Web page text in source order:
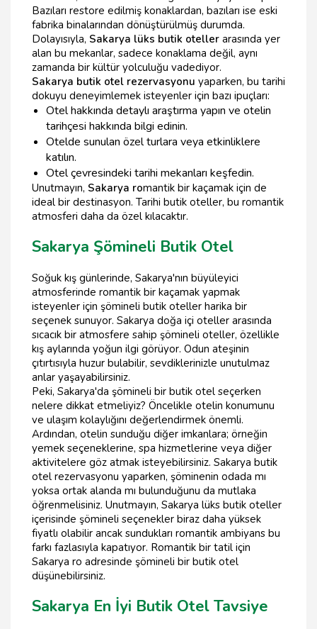
Bazıları restore edilmiş konaklardan, bazıları ise eski
fabrika binalarından dönüştürülmüş durumda.
Dolayısıyla, Sakarya lüks butik oteller arasında yer
alan bu mekanlar, sadece konaklama değil, aynı
zamanda bir kültür yolculuğu vadediyor.
Sakarya butik otel rezervasyonu yaparken, bu tarihi
dokuyu deneyimlemek isteyenler için bazı ipuçları:
Otel hakkında detaylı araştırma yapın ve otelin
tarihçesi hakkında bilgi edinin.
Otelde sunulan özel turlara veya etkinliklere
katılın.
Otel çevresindeki tarihi mekanları keşfedin.
Unutmayın, Sakarya romantik bir kaçamak için de
ideal bir destinasyon. Tarihi butik oteller, bu romantik
atmosferi daha da özel kılacaktır.
Sakarya Şömineli Butik Otel
Soğuk kış günlerinde, Sakarya'nın büyüleyici
atmosferinde romantik bir kaçamak yapmak
isteyenler için şömineli butik oteller harika bir
seçenek sunuyor. Sakarya doğa içi oteller arasında
sıcacık bir atmosfere sahip şömineli oteller, özellikle
kış aylarında yoğun ilgi görüyor. Odun ateşinin
çıtırtısıyla huzur bulabilir, sevdiklerinizle unutulmaz
anlar yaşayabilirsiniz.
Peki, Sakarya'da şömineli bir butik otel seçerken
nelere dikkat etmeliyiz? Öncelikle otelin konumunu
ve ulaşım kolaylığını değerlendirmek önemli.
Ardından, otelin sunduğu diğer imkanlara; örneğin
yemek seçeneklerine, spa hizmetlerine veya diğer
aktivitelere göz atmak isteyebilirsiniz. Sakarya butik
otel rezervasyonu yaparken, şöminenin odada mı
yoksa ortak alanda mı bulunduğunu da mutlaka
öğrenmelisiniz. Unutmayın, Sakarya lüks butik oteller
içerisinde şömineli seçenekler biraz daha yüksek
fiyatlı olabilir ancak sundukları romantik ambiyans bu
farkı fazlasıyla kapatıyor. Romantik bir tatil için
Sakarya ro adresinde şömineli bir butik otel
düşünebilirsiniz.
Sakarya En İyi Butik Otel Tavsiye